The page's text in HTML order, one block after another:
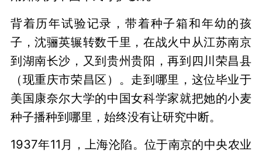
背着历年试验记录，带着种子箱和年幼的孩
子，沈骊英辗转数千里，在战火中从江苏南京
到湖南长沙，又到贵州贵阳，再到四川荣昌县
（现重庆市荣昌区）。走到哪里，这位毕业于
美国康奈尔大学的中国女科学家就把她的小麦
种子播种到哪里，始终没有让研究中断。
1937年11月，上海沦陷。位于南京的中央农业